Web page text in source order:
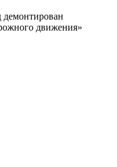
движения»